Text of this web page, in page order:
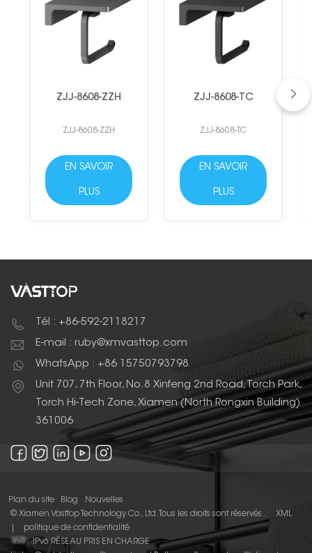
ZJJ-8608-ZZH
ZJJ-8608-ZZH
EN SAVOIR
PLUS
ZJJ-8608-TC
ZJJ-8608-TC
EN SAVOIR
PLUS
Tél : +86-592-2118217
E-mail : ruby@xmvasttop.com
WhatsApp : +86 15750793798
Unit 707, 7th Floor, No.8 Xinfeng 2nd Road, Torch Park,
Torch Hi-Tech Zone, Xiamen (North Rongxin Building)
361006
Plan du site Blog
Nouvelles
© Xiamen Vasttop Technology Co., Ltd. Tous les droits sont réservés .
XML
politique de confidentialité
IPv6 RÉSEAU PRIS EN CHARGE